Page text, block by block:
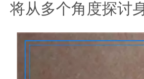
将从多个角度探讨